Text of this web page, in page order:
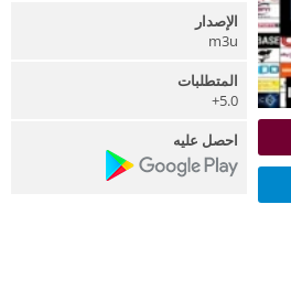
الإصدار
m3u
المتطلبات
5.0+
احصل عليه